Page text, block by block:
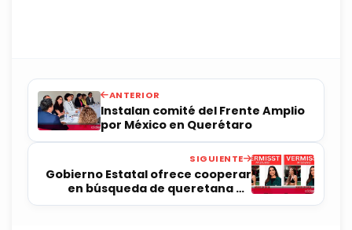
ANTERIOR
Instalan comité del Frente Amplio
por México en Querétaro
SIGUIENTE
Gobierno Estatal ofrece cooperar
en búsqueda de queretana en
Alemania